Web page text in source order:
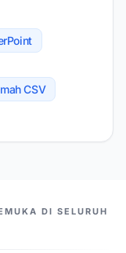
CSV
DI SELURUH